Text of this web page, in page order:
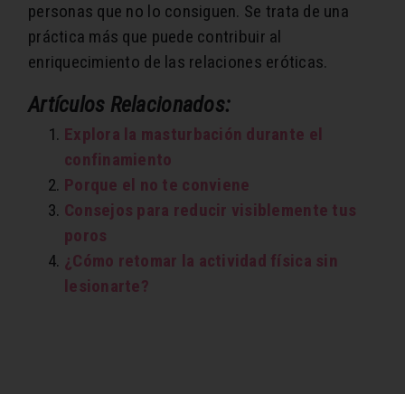
personas que no lo consiguen. Se trata de una
práctica más que puede contribuir al
enriquecimiento de las relaciones eróticas.
Artículos Relacionados:
Explora la masturbación durante el
confinamiento
Porque el no te conviene
Consejos para reducir visiblemente tus
poros
¿Cómo retomar la actividad física sin
lesionarte?